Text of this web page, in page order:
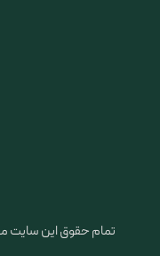
تمام حقوق این سایت